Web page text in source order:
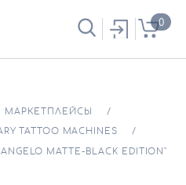
0
МАРКЕТПЛЕЙСЫ
TATTOO MACHINES
MATTE-BLACK EDITION"